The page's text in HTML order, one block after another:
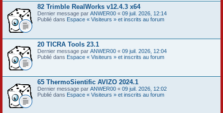
82 Trimble RealWorks v12.4.3 x64
Dernier message par ANWER00 « 09 juil. 2026, 12:14
Publié dans Espace « Visiteurs » et inscrits au forum
20 TICRA Tools 23.1
Dernier message par ANWER00 « 09 juil. 2026, 12:04
Publié dans Espace « Visiteurs » et inscrits au forum
65 ThermoSientific AVIZO 2024.1
Dernier message par ANWER00 « 09 juil. 2026, 12:02
Publié dans Espace « Visiteurs » et inscrits au forum